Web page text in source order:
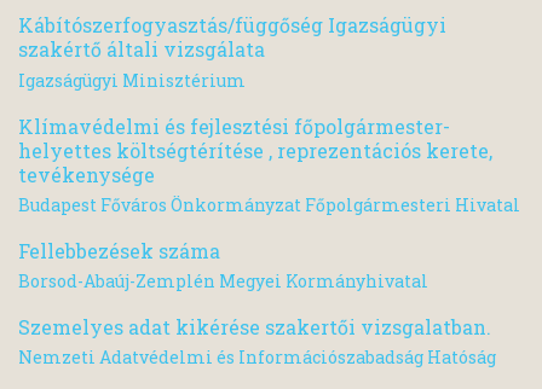
Kábítószerfogyasztás/függőség Igazságügyi
szakértő általi vizsgálata
Igazságügyi Minisztérium
Klímavédelmi és fejlesztési főpolgármester-
helyettes költségtérítése , reprezentációs kerete,
tevékenysége
Budapest Főváros Önkormányzat Főpolgármesteri Hivatal
Fellebbezések száma
Borsod-Abaúj-Zemplén Megyei Kormányhivatal
Szemelyes adat kikérése szakertői vizsgalatban.
Nemzeti Adatvédelmi és Információszabadság Hatóság